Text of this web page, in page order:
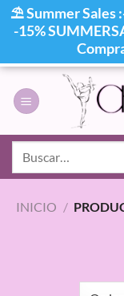
contenido
INICIO /
⛱ Summer Sales
-15%